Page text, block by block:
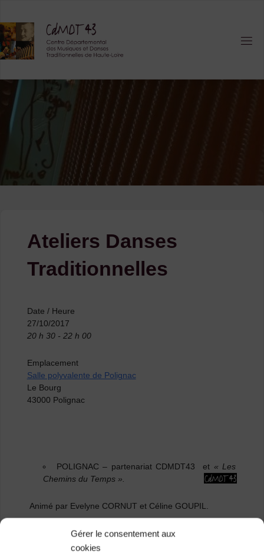
Gérer le consentement aux
cookies
content
Ateliers Danses
Traditionnelles
Date / Heure
27/10/2017
20 h 30 - 22 h 00
Emplacement
Salle polyvalente de Polignac
Le Bourg
43000 Polignac
POLIGNAC – partenariat CDMDT43 et « Les
Chemins du Temps ».
Animé par Evelyne CORNUT et Céline GOUPIL.
Salle polyvalente – 1 vendredi sur 2 de 20H30 à 22H.
Deux ateliers : débutant et moyen-confirmé.